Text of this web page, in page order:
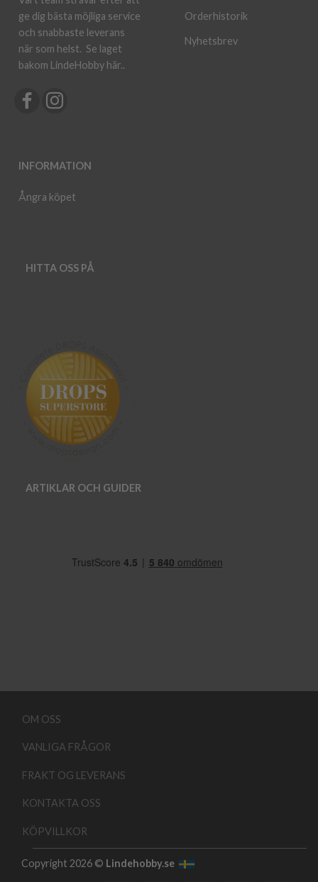
ge dig bästa möjliga service
och snabbaste leverans
när som helst. Se laget
bakom LindeHobby här..
INFORMATION
Ångra köpet
Orderhistorik
Nyhetsbrev
HITTA OSS PÅ
ARTIKLAR OCH GUIDER
OM OSS
VANLIGA FRÅGOR
FRAKT OG LEVERANS
KONTAKTA OSS
KÖPVILLKOR
Copyright 2026 © Lindehobby.se